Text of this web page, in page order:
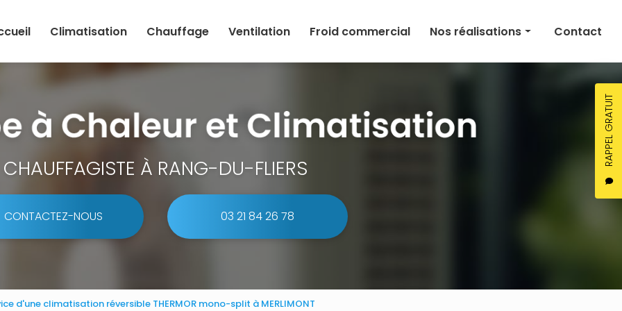
RAPPEL GRATUIT
Climatisation Chauffage Ventilation Froid commercial Nos réalisations
Climatisation
Ventilation
Contact
CHAUFFAGISTE À RANG-DU-FLIERS
CONTACTEZ-NOUS 03 21 84 26 78
d'une climatisation réversible THERMOR mono-split à MERLIMONT